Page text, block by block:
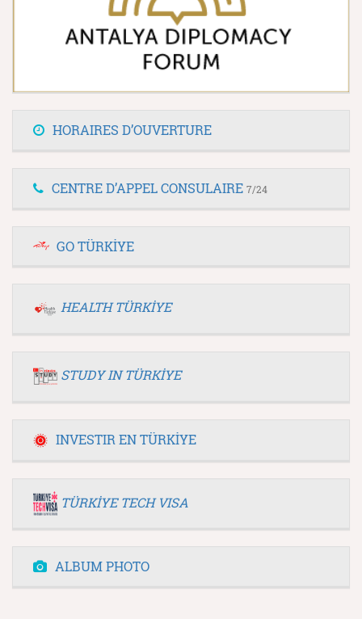
HORAIRES D’OUVERTURE
CENTRE D’APPEL CONSULAIRE 7/24
GO TÜRKİYE
HEALTH TÜRKİYE
STUDY IN TÜRKİYE
INVESTIR EN TÜRKİYE
TÜRKİYE TECH VISA
ALBUM PHOTO